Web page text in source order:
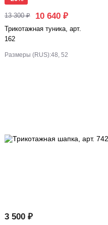
13 300 ₽ 10 640 ₽
Трикотажная туника, арт.
162
Размеры (RUS):48, 52
3 500 ₽